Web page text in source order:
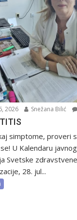
2026 Snežana Bilić
simptome, proveri
U Kalendaru javnog
Svetske zdravstvene
28. jul...